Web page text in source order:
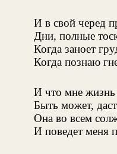
И в свой черед
Дни, полные
Когда заноет
Когда познаю
И что мне жизнь
Быть может,
Она во всем
И поведет меня